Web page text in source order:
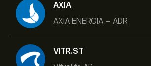
AXIA
AXIA ENERGIA - ADR
VITR.ST